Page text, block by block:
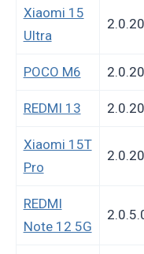
Xiaomi 15
Ultra
POCO M6
REDMI 13
Xiaomi 15T
Pro
REDMI
Note 12 5G